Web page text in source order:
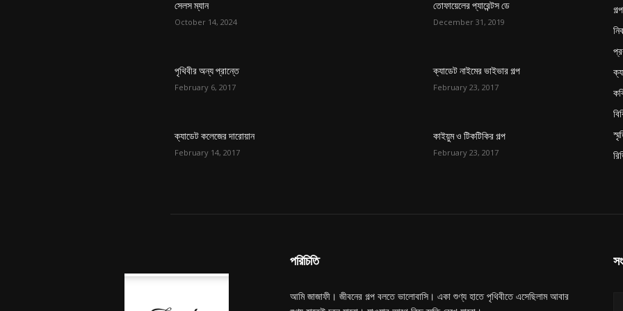
সেলস ম্যান
October 14, 2024
পৃথিবীর অন্য প্রান্তে
February 6, 2017
ক্যাডেট কলেজের দারোয়ান
February 14, 2017
তোফায়েলের প্যারেন্টস ডে
December 31, 2019
ক্যাডেট নাইমের ভাইভার গল্প
February 23, 2017
কাইয়ুম ও টিকটিকির গল্প
February 23, 2017
গল্প
পরিচিতি
আমি জাজাফী। জীবনের গল্প বলতে ভালোবাসি। একা শুণ্য হাতে পৃথিবীতে এসেছিলাম আবার